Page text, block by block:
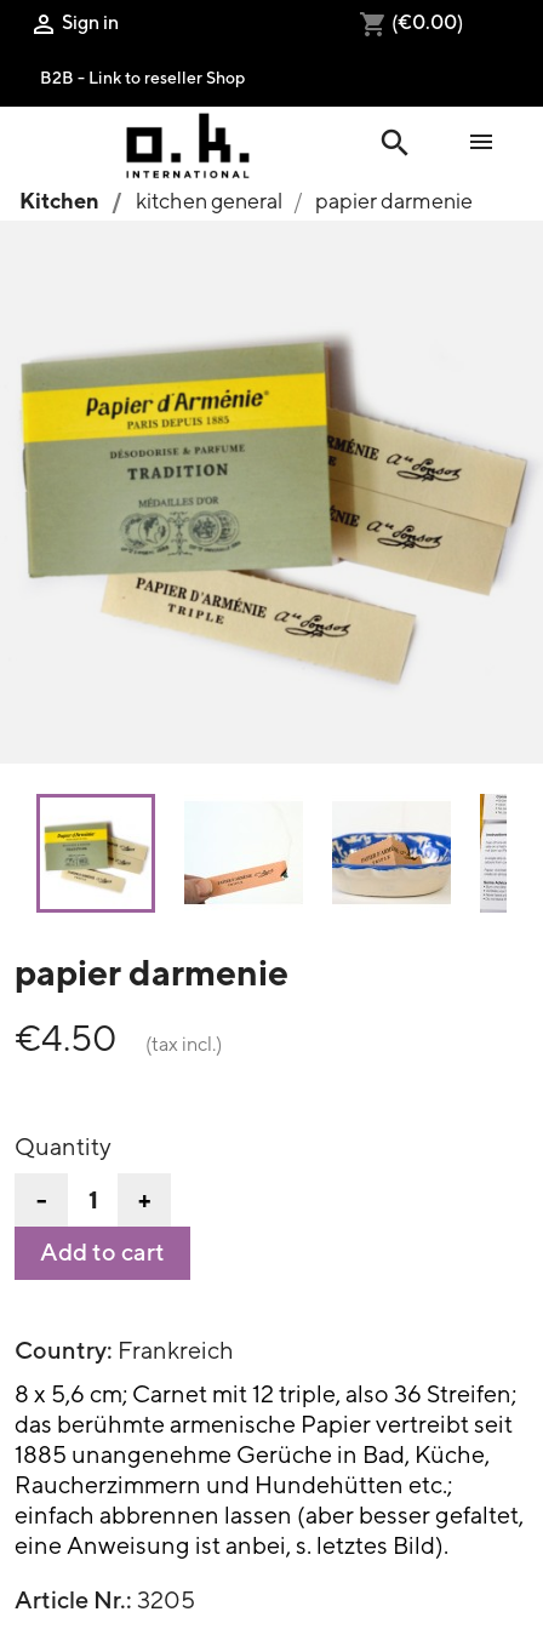
 Sign in shopping_cart (€0.00)
B2B - Link to reseller Shop
search 
Kitchen kitchen general papier darmenie
papier darmenie
€4.50
(tax incl.)
Quantity
- +
Add to cart
Country: Frankreich
8 x 5,6 cm; Carnet mit 12 triple, also 36 Streifen;
das berühmte armenische Papier vertreibt seit
1885 unangenehme Gerüche in Bad, Küche,
Raucherzimmern und Hundehütten etc.;
einfach abbrennen lassen (aber besser gefaltet,
eine Anweisung ist anbei, s. letztes Bild).
Article Nr.: 3205